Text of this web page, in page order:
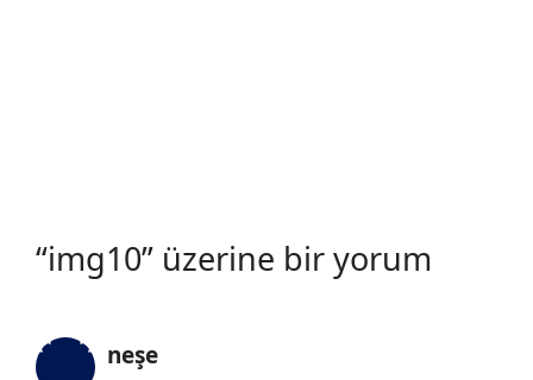
“img10” üzerine bir yorum
neşe